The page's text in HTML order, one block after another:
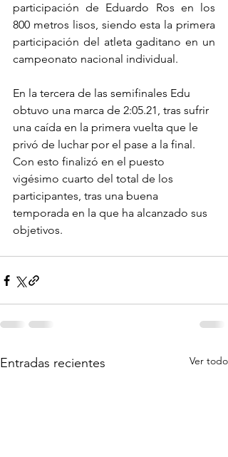
participación de Eduardo Ros en los
800 metros lisos, siendo esta la primera
participación del atleta gaditano en un
campeonato nacional individual.
En la tercera de las semifinales Edu
obtuvo una marca de 2:05.21, tras sufrir
una caída en la primera vuelta que le
privó de luchar por el pase a la final.
Con esto finalizó en el puesto
vigésimo cuarto del total de los
participantes, tras una buena
temporada en la que ha alcanzado sus
objetivos.
Entradas recientes Ver todo